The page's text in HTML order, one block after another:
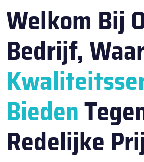
Welkom Bij
Bedrijf,
Bieden
Redelijke